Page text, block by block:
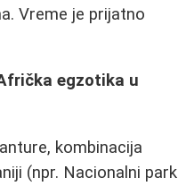
Vreme je prijatno
egzotika u
kombinacija
(npr. Nacionalni park